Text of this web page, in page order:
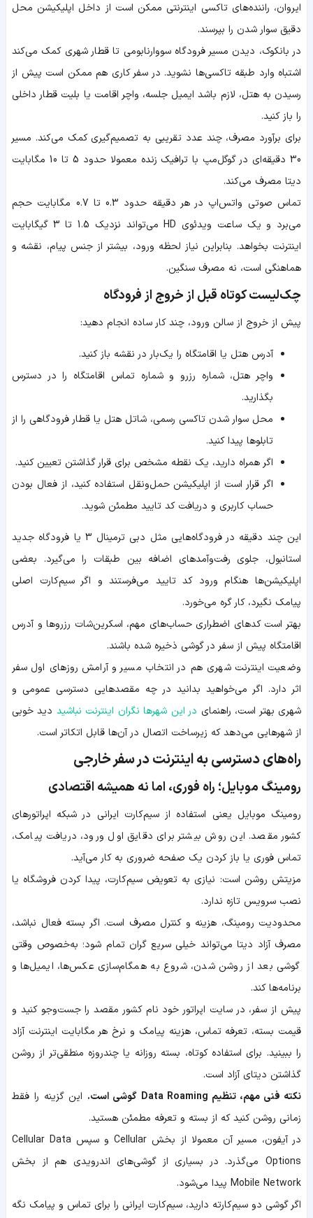
ایروان، راننده‌های تاکسی اینترنتی ممکن است از داخل اپلیکیشن محل
دقیق سوار شدن را بپرسند.
در بانکوک، دیدن مسیر فرودگاه سووارنابومی تا قطار شهری کمک می‌کند
اشتباه وارد طبقه تاکسی‌ها نشوید. در سفر کاری هم ممکن است پیش از
رسیدن به هتل، لازم باشد ایمیل جلسه، واچر اقامت یا بلیت قطار داخلی
را باز کنید.
برای برآورد مصرف، چند عدد تقریبی به تصمیم‌گیری کمک می‌کند. مسیر
30 دقیقه‌ای در گوگل‌مپ با ترافیک زنده معمولا حدود 5 تا 10 مگابایت
دیتا مصرف می‌کند.
تماس صوتی واتس‌اپ در هر دقیقه حدود 0.3 تا 0.7 مگابایت حجم
می‌برد و یک ساعت ویدئوی HD می‌تواند نزدیک 1.5 تا 3 گیگابایت
اینترنت بخواهد. بنابراین نیاز لحظه ورود، بیشتر از جنس پیام، نقشه و
هماهنگی است، نه مصرف سنگین.
چک‌لیست کوتاه قبل از خروج از فرودگاه
پیش از خروج از سالن ورود، چند کار ساده انجام دهید:
آدرس هتل یا اقامتگاه را یک‌بار در نقشه باز کنید.
واچر هتل، شماره رزرو و شماره تماس اقامتگاه را در دسترس
بگذارید.
محل سوار شدن تاکسی رسمی، شاتل هتل یا قطار فرودگاهی را از
تابلوها پیدا کنید.
اگر همراه دارید، یک نقطه مشخص برای قرار گذاشتن تعیین کنید.
اگر قرار است از اپلیکیشن حمل‌ونقل استفاده کنید، از فعال بودن
حساب کاربری و دریافت کد تایید مطمئن شوید.
این چند دقیقه در فرودگاه‌هایی مثل دبی ترمینال 3 یا فرودگاه جدید
استانبول، جلوی رفت‌وآمدهای اضافه بین طبقات را می‌گیرد. بعضی
اپلیکیشن‌ها هنگام ورود کد تایید می‌فرستند و اگر سیم‌کارت اصلی
پیامک نگیرد، کار گره می‌خورد.
بهتر است کدهای اضطراری حساب‌های مهم، اسکرین‌شات رزروها و آدرس
اقامتگاه پیش از سفر در گوشی ذخیره شده باشند.
وضعیت اینترنت شهری هم در انتخاب مسیر و آرامش روزهای اول سفر
اثر دارد. اگر می‌خواهید بدانید در چه مقصدهایی دسترسی عمومی و
شهری بهتر است، راهنمای در این شهرها نگران اینترنت نباشید دید خوبی
از شهرهایی می‌دهد که زیرساخت اتصال در آن‌ها قابل اتکاتر است.
راه‌های دسترسی به اینترنت در سفر خارجی
رومینگ موبایل؛ راه فوری، اما نه همیشه اقتصادی
رومینگ موبایل یعنی استفاده از سیم‌کارت ایرانی در شبکه اپراتورهای
کشور مقصد. این روش بیشتر برای دقایق اول ورود، دریافت پیامک،
تماس فوری یا باز کردن یک صفحه ضروری به کار می‌آید.
مزیتش روشن است: نیازی به تعویض سیم‌کارت، پیدا کردن فروشگاه یا
نصب سرویس تازه ندارد.
محدودیت رومینگ، هزینه و کنترل مصرف است. اگر بسته فعال نباشد،
مصرف آزاد دیتا می‌تواند خیلی سریع گران تمام شود؛ به‌خصوص وقتی
گوشی بعد از روشن شدن، شروع به همگام‌سازی عکس‌ها، ایمیل‌ها و
برنامه‌ها کند.
پیش از سفر، در سایت اپراتور خود نام کشور مقصد را جست‌وجو کنید و
قیمت بسته، تعرفه تماس، هزینه پیامک و نرخ هر مگابایت اینترنت آزاد
را ببینید. برای استفاده کوتاه، بسته روزانه یا چندروزه منطقی‌تر از روشن
گذاشتن دیتای آزاد است.
نکته فنی مهم، تنظیم Data Roaming گوشی است.
این گزینه را فقط
زمانی روشن کنید که از بسته و تعرفه مطمئن هستید.
در آیفون، مسیر آن معمولا از بخش Cellular و سپس Cellular Data
Options می‌گذرد. در بسیاری از گوشی‌های اندرویدی هم از بخش
Mobile Network پیدا می‌شود.
اگر گوشی دو سیم‌کارته دارید، سیم‌کارت ایرانی را برای تماس و پیامک نگه